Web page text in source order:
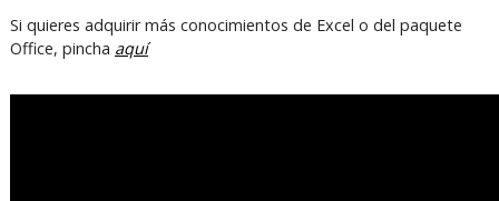
Si quieres adquirir más conocimientos de Excel o del paquete
Office, pincha aquí